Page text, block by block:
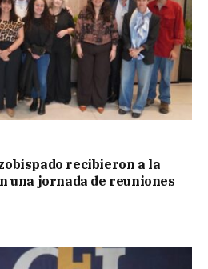
recibieron a la
una jornada de reuniones